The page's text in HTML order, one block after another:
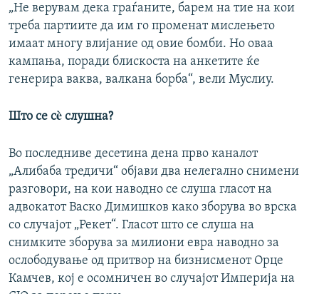
„Не верувам дека граѓаните, барем на тие на кои
треба партиите да им го променат мислењето
имаат многу влијание од овие бомби. Но оваа
кампања, поради блискоста на анкетите ќе
генерира ваква, валкана борба“, вели Муслиу.
Што се сè слушна?
Во последниве десетина дена прво каналот
„Алибаба тредичи“ објави два нелегално снимени
разговори, на кои наводно се слуша гласот на
адвокатот Васко Димишков како зборува во врска
со случајот „Рекет“. Гласот што се слуша на
снимките зборува за милиони евра наводно за
ослободување од притвор на бизнисменот Орце
Камчев, кој е осомничен во случајот Империја на